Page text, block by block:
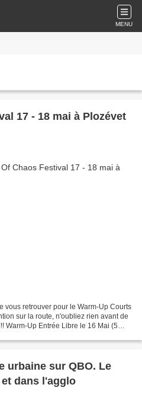
MENU
Courts Of Chaos Festival 17 - 18 mai à Plozévet
vous retrouver pour le Warm-Up Courts
sur la route, n'oubliez rien avant de
Warm-Up Entrée Libre le 16 Mai (5
urbaine sur QBO. Le
dans l'agglo